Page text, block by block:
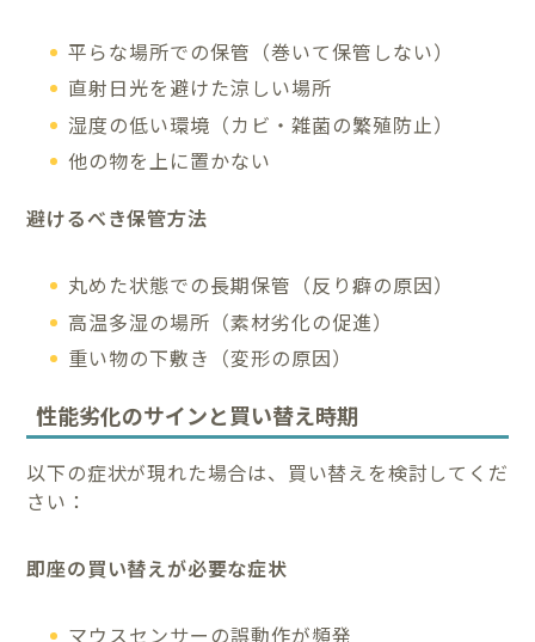
平らな場所での保管（巻いて保管しない）
直射日光を避けた涼しい場所
湿度の低い環境（カビ・雑菌の繁殖防止）
他の物を上に置かない
避けるべき保管方法
丸めた状態での長期保管（反り癖の原因）
高温多湿の場所（素材劣化の促進）
重い物の下敷き（変形の原因）
性能劣化のサインと買い替え時期
以下の症状が現れた場合は、買い替えを検討してくだ
さい：
即座の買い替えが必要な症状
マウスセンサーの誤動作が頻発